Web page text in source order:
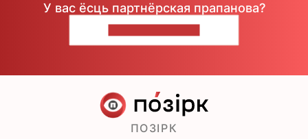
У вас ёсць партнёрская прапанова?
ПОЗІРК